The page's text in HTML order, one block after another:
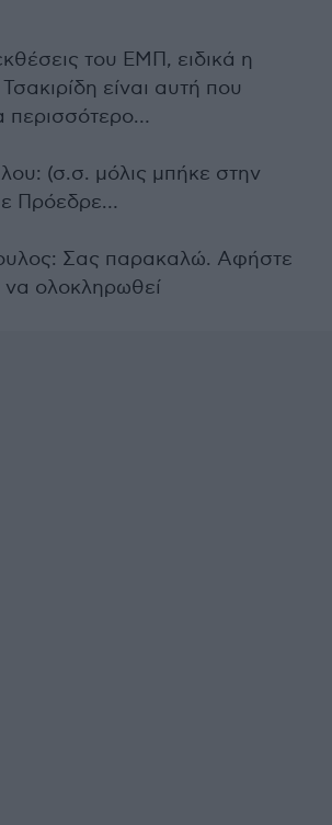
του ΕΜΠ, ειδικά η
είναι αυτή που
περισσότερο…
(σ.σ. μόλις μπήκε στην
Πρόεδρε…
: Σας παρακαλώ. Αφήστε
να ολοκληρωθεί